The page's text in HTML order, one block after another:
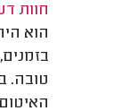
חוות
הוא
טובה.